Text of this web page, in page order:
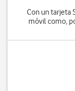
Con un tarjeta
móvil como,